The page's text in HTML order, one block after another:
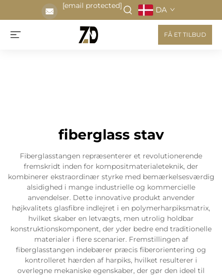
[email protected] DA
FÅ ET TILBUD
fiberglass stav
Fiberglasstangen repræsenterer et revolutionerende
fremskridt inden for kompositmaterialeteknik, der
kombinerer ekstraordinær styrke med bemærkelsesværdig
alsidighed i mange industrielle og kommercielle
anvendelser. Dette innovative produkt anvender
højkvalitets glasfibre indlejret i en polymerharpiksmatrix,
hvilket skaber en letvægts, men utrolig holdbar
konstruktionskomponent, der yder bedre end traditionelle
materialer i flere scenarier. Fremstillingen af
fiberglasstangen indebærer præcis fiberorientering og
kontrolleret hærden af harpiks, hvilket resulterer i
overlegne mekaniske egenskaber, der gør den ideel til